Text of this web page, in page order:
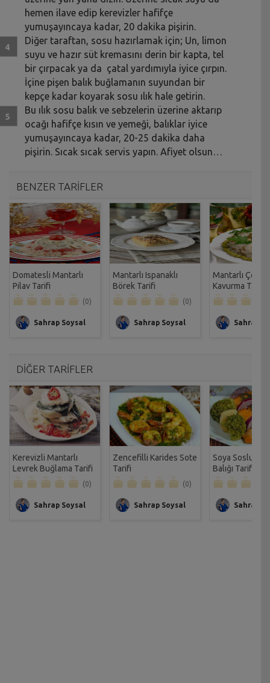
hemen ilave edip kerevizler hafifçe
yumuşayıncaya kadar, 20 dakika pişirin.
Diğer taraftan, sosu hazırlamak için; Un, limon
suyu ve hazır süt kremasını derin bir kapta, tel
bir çırpacak ya da çatal yardımıyla iyice çırpın.
İçine pişen balık buğlamanın suyundan bir
kepçe kadar koyarak sosu ılık hale getirin.
Bu ılık sosu balık ve sebzelerin üzerine aktarıp
ocağı hafifçe kısın ve yemeği, balıklar iyice
yumuşayıncaya kadar, 20-25 dakika daha
pişirin. Sıcak sıcak servis yapın. Afiyet olsun…
BENZER TARİFLER
Domatesli Mantarlı
Pilav Tarifi
(0)
Sahrap Soysal
Mantarlı Ispanaklı
Börek Tarifi
(0)
Sahrap Soysal
Mantarlı Çoban
Kavurma Tarifi
Sahrap
DİĞER TARİFLER
Kerevizli Mantarlı
Levrek Buğlama Tarifi
(0)
Sahrap Soysal
Zencefilli Karides Sote
Tarifi
(0)
Sahrap Soysal
Soya Soslu
Balığı Tarifi
Sahrap